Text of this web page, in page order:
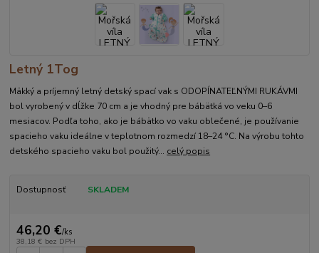
Letný 1Tog
Mäkký a príjemný letný detský spací vak s ODOPÍNATEĽNÝMI RUKÁVMI
bol vyrobený v dĺžke 70 cm a je vhodný pre bábätká vo veku 0–6
mesiacov. Podľa toho, ako je bábätko vo vaku oblečené, je používanie
spacieho vaku ideálne v teplotnom rozmedzí 18–24 °C. Na výrobu tohto
detského spacieho vaku bol použitý... celý popis
Dostupnosť SKLADEM
46,20 €/ks
38,18 € bez DPH